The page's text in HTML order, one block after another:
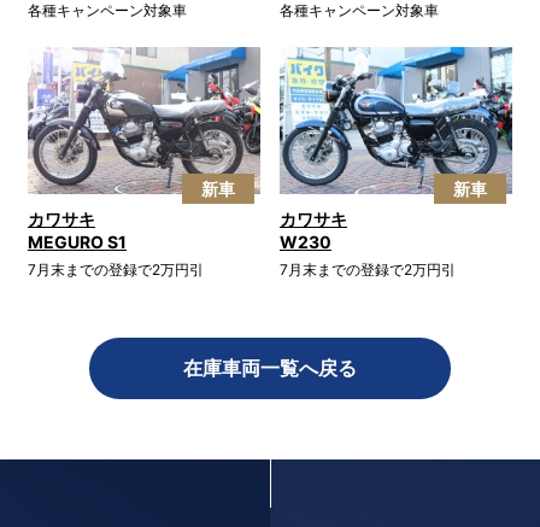
各種キャンペーン対象車 各種キャンペーン対象車
新車
カワサキ
MEGURO S1
7月末までの登録で2万円引
新車
カワサキ
W230
7月末までの登録で2万円引
在庫車両一覧へ戻る